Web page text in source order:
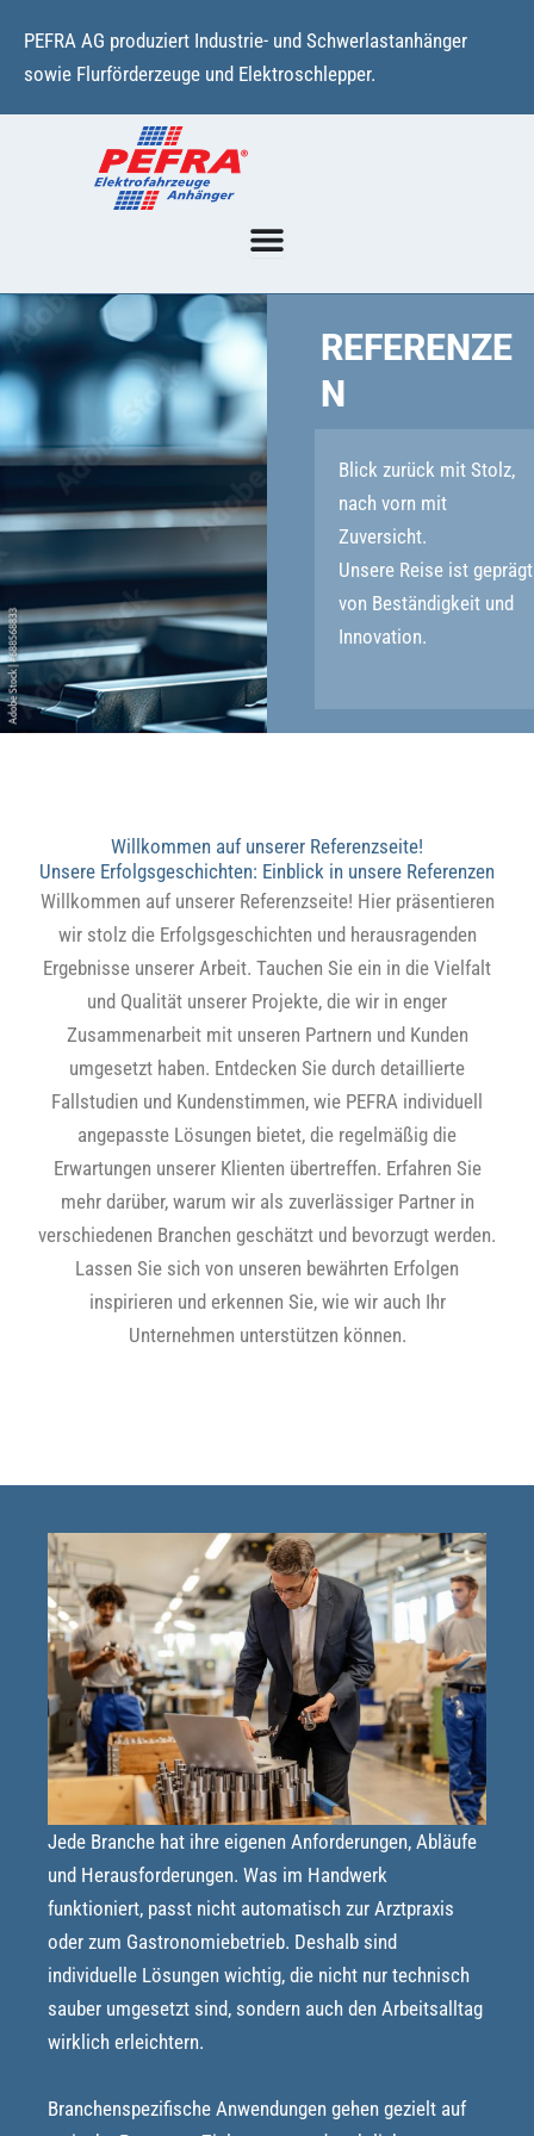
Inhalt
springen
PEFRA AG produziert Industrie- und Schwerlastanhänger
sowie Flurförderzeuge und Elektroschlepper.
REFERENZE
N
Blick zurück mit Stolz,
nach vorn mit
Zuversicht.
Unsere Reise ist geprägt
von Beständigkeit und
Innovation.
Willkommen auf unserer Referenzseite!
Unsere Erfolgsgeschichten: Einblick in unsere Referenzen
Willkommen auf unserer Referenzseite! Hier präsentieren
wir stolz die Erfolgsgeschichten und herausragenden
Ergebnisse unserer Arbeit. Tauchen Sie ein in die Vielfalt
und Qualität unserer Projekte, die wir in enger
Zusammenarbeit mit unseren Partnern und Kunden
umgesetzt haben. Entdecken Sie durch detaillierte
Fallstudien und Kundenstimmen, wie PEFRA individuell
angepasste Lösungen bietet, die regelmäßig die
Erwartungen unserer Klienten übertreffen. Erfahren Sie
mehr darüber, warum wir als zuverlässiger Partner in
verschiedenen Branchen geschätzt und bevorzugt werden.
Lassen Sie sich von unseren bewährten Erfolgen
inspirieren und erkennen Sie, wie wir auch Ihr
Unternehmen unterstützen können.
Jede Branche hat ihre eigenen Anforderungen, Abläufe
und Herausforderungen. Was im Handwerk
funktioniert, passt nicht automatisch zur Arztpraxis
oder zum Gastronomiebetrieb. Deshalb sind
individuelle Lösungen wichtig, die nicht nur technisch
sauber umgesetzt sind, sondern auch den Arbeitsalltag
wirklich erleichtern.
Branchenspezifische Anwendungen gehen gezielt auf